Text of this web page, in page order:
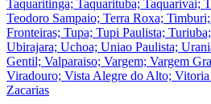
Taquaritinga; Taquarituba; Taquarivai;
Teodoro Sampaio; Terra Roxa;
Fronteiras; Tupa; Tupi Paulista;
Ubirajara; Uchoa; Uniao Paulista;
Gentil; Valparaiso; Vargem; Vargem
Viradouro; Vista Alegre do Alto;
Zacarias